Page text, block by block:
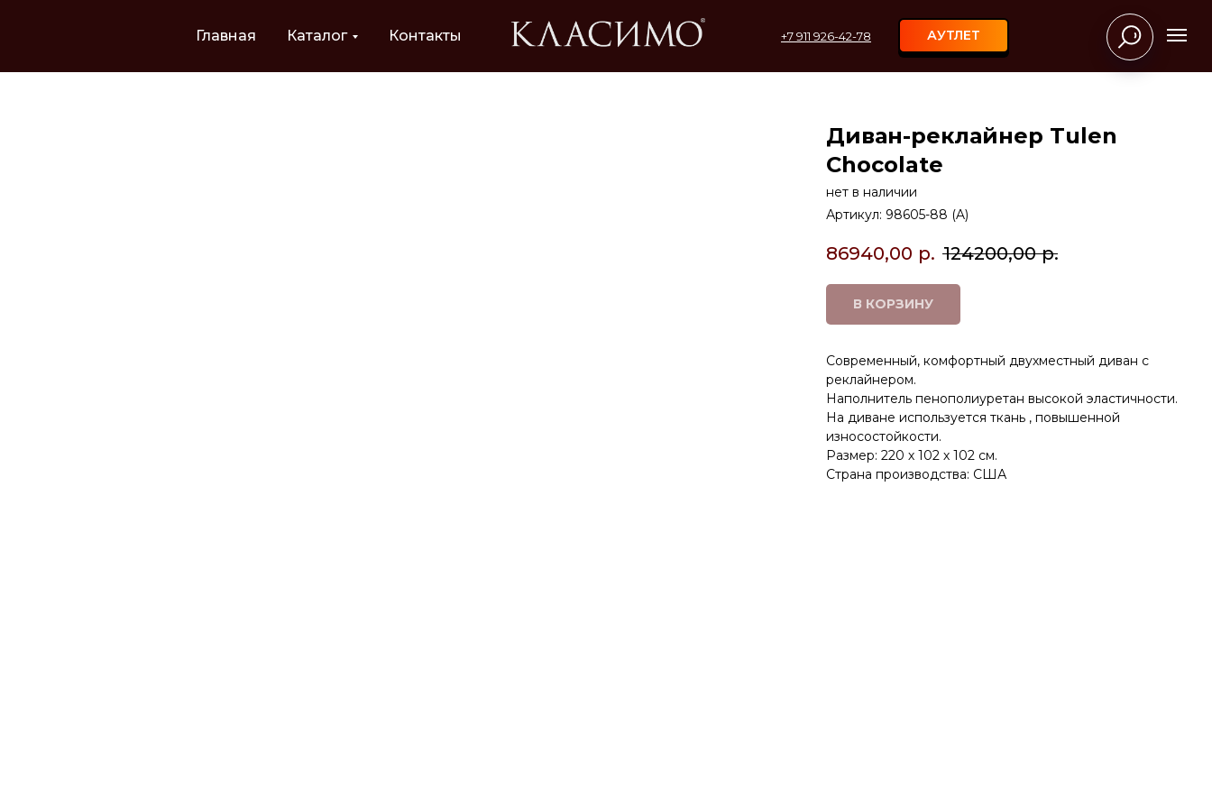
Главная Каталог Контакты +7 911 926-42-78 АУТЛЕТ
Диван-реклайнер Tulen
Chocolate
нет в наличии
Артикул: 98605-88 (A)
86940,00 р. 124200,00 р.
В КОРЗИНУ
Современный, комфортный двухместный диван с
реклайнером.
Наполнитель пенополиуретан высокой эластичности.
На диване используется ткань , повышенной
износостойкости.
Размер: 220 х 102 х 102 см.
Страна производства: США